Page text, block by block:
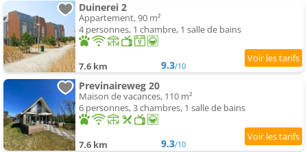
Duinerei 2
Appartement, 90 m²
4 personnes, 1 chambre, 1 salle de bains
7.6 km 9.3/10
Previnaireweg 20
Maison de vacances, 110 m²
6 personnes, 3 chambres, 1 salle de bains
7.6 km 9.3/10